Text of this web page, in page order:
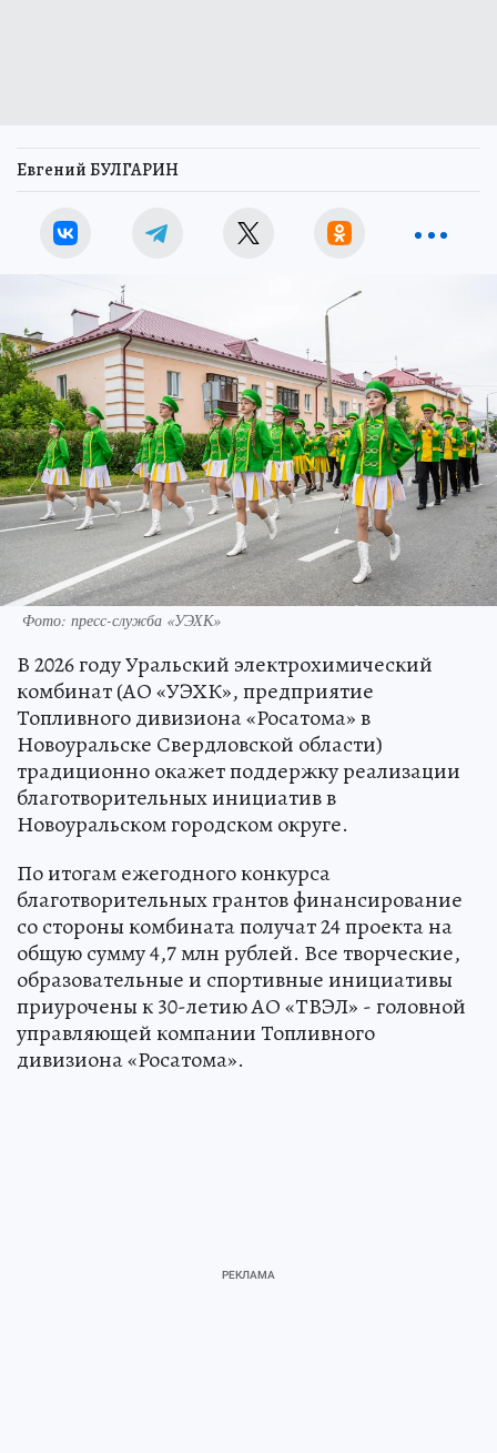
Евгений БУЛГАРИН
Фото: пресс-служба «УЭХК»
В 2026 году Уральский электрохимический
комбинат (АО «УЭХК», предприятие
Топливного дивизиона «Росатома» в
Новоуральске Свердловской области)
традиционно окажет поддержку реализации
благотворительных инициатив в
Новоуральском городском округе.
По итогам ежегодного конкурса
благотворительных грантов финансирование
со стороны комбината получат 24 проекта на
общую сумму 4,7 млн рублей. Все творческие,
образовательные и спортивные инициативы
приурочены к 30-летию АО «ТВЭЛ» - головной
управляющей компании Топливного
дивизиона «Росатома».